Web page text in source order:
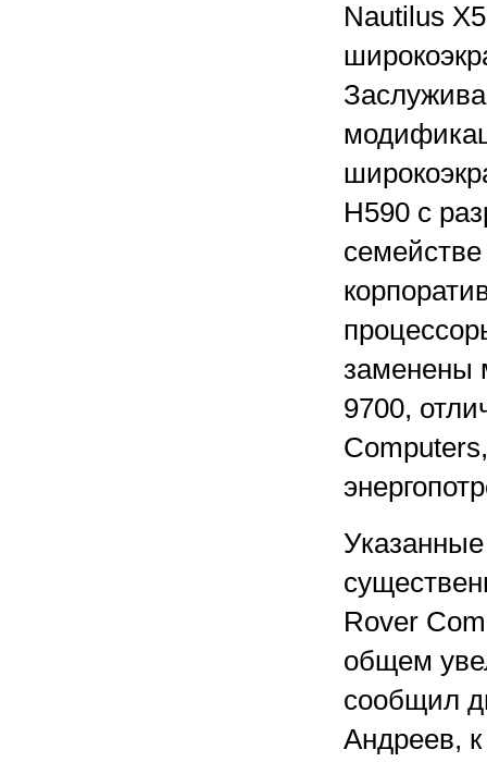
Nautilus
H590 с
заменены
9700,
Rover
общем
сообщил
Андреев,